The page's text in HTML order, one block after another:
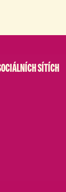
SÍTÍCH